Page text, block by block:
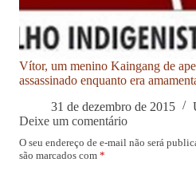
Vítor, um menino Kaingang de
assassinado enquanto era
31 de dezembro de 2015
Deixe um comentário
O seu endereço de e-mail não será
são marcados com *